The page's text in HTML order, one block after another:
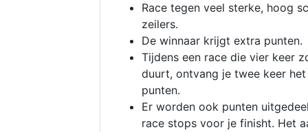
Race tegen veel sterke, hoog
zeilers.
De winnaar krijgt extra punten.
Tijdens een race die vier keer
duurt, ontvang je twee keer
punten.
Er worden ook punten
race stops voor je finisht. Het